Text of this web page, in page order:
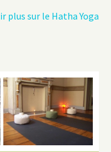
plus sur le Hatha Yoga